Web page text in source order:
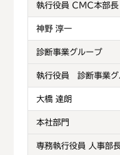
執行役員 CMC本部長
神野 淳一
診断事業グループ
執行役員 診断事業グ
大橋 達朗
本社部門
専務執行役員 人事部